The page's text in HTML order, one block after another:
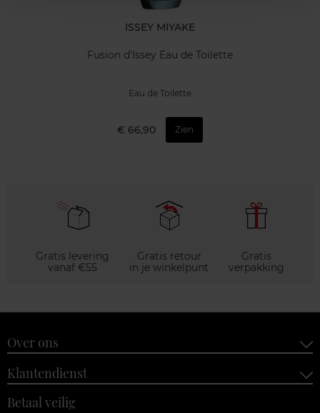
ISSEY MIYAKE
Fusion d'Issey Eau de Toilette
Eau de Toilette
€ 66,90 Zien
Gratis levering
vanaf €55
Gratis retour
in je winkelpunt
Gratis
verpakking
Over ons
Klantendienst
Betaal veilig